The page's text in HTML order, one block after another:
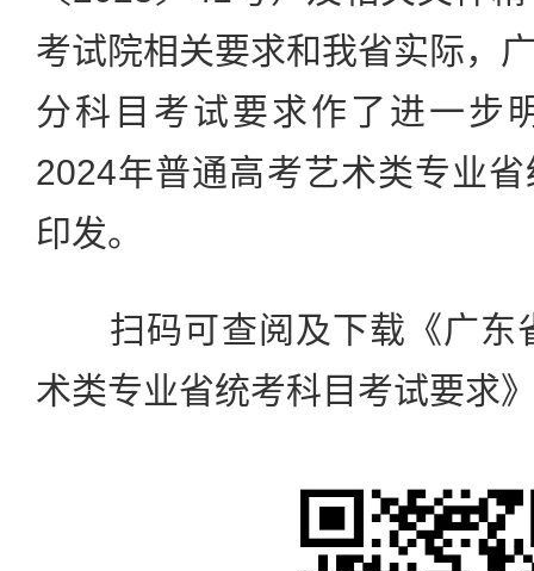
考试院相关要求和我省实际，
分科目考试要求作了进一步
2024年普通高考艺术类专业
印发。
扫码可查阅及下载《广东
术类专业省统考科目考试要求